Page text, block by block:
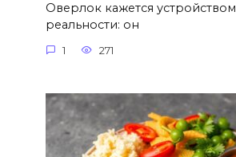
Оверлок кажется
реальности: он
1 271